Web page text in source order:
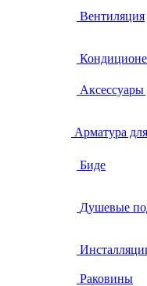
Вентиляция
Арматура
Биде
Душевые
Раковины